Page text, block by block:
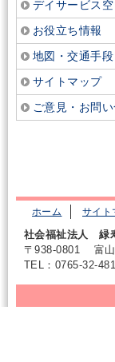
デイサービス
お役立ち情報
地図・交通手段
サイトマップ
ご意見・お問
ホーム サイト
社会福祉法人 緑
〒938-0801
富
TEL：0765-32-